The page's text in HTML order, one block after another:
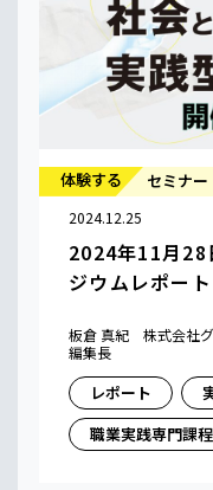
体験する セミナー
2024.12.25
2024年11月
ジウムレポート
板倉 真紀 株式会社
編集長
レポート
職業実践専門課程